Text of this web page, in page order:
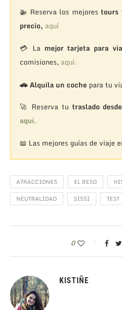
🚁 Reserva los mejorestours
precio, aquí
💳 La mejor tarjeta para
comisiones, aquí.
🚗Alquila un coche para tu
🚀 Reserva tu traslado
aquí.
📖 Las mejores guías de viaje
ATRACCIONES EL BESO
NEUTRALIDAD
SISSI TEST
0
KISTIÑE